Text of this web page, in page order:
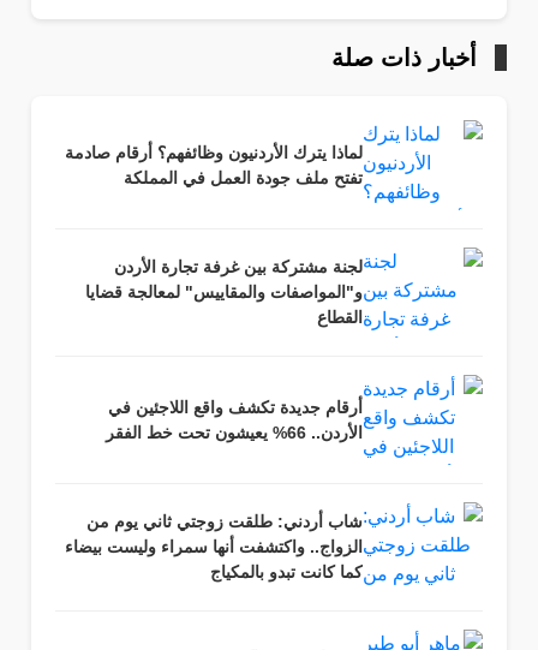
أخبار ذات صلة
لماذا يترك الأردنيون وظائفهم؟ أرقام صادمة
تفتح ملف جودة العمل في المملكة
لجنة مشتركة بين غرفة تجارة الأردن
و"المواصفات والمقاييس" لمعالجة قضايا
القطاع
أرقام جديدة تكشف واقع اللاجئين في
الأردن.. 66% يعيشون تحت خط الفقر
شاب أردني: طلقت زوجتي ثاني يوم من
الزواج.. واكتشفت أنها سمراء وليست بيضاء
كما كانت تبدو بالمكياج